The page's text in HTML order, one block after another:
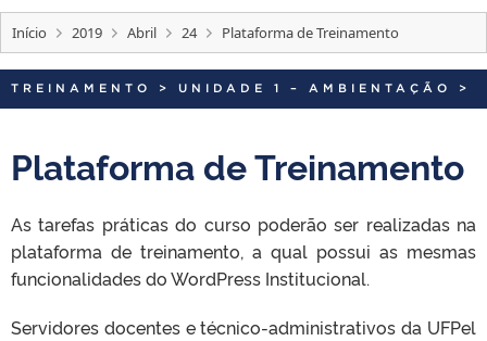
EDITAIS
Início 2019 Abril 24 Plataforma de Treinamento
TREINAMENTO > UNIDADE 1 – AMBIENTAÇÃO >
Plataforma de Treinamento
As tarefas práticas do curso poderão ser realizadas na
plataforma de treinamento, a qual possui as mesmas
funcionalidades do WordPress Institucional.
Servidores docentes e técnico-administrativos da UFPel